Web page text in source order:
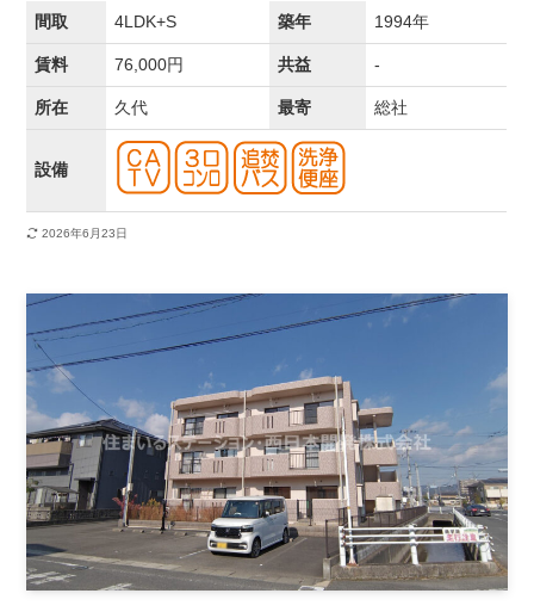
間取 4LDK+S 築年 1994年
賃料 76,000円 共益 -
所在 久代 最寄 総社
設備
2026年6月23日